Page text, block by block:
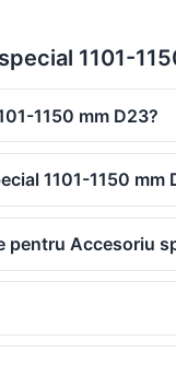
1101-
1150 mm D23?
1101-1150 mm
Accesoriu